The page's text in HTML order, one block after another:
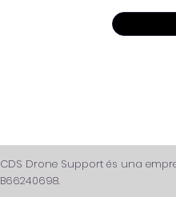
CDS Drone Support és una
B66240698.